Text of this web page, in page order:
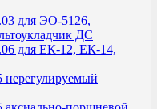
для ЭО-5126,
ДС
для ЕК-12, ЕК-14,
нерегулируемый